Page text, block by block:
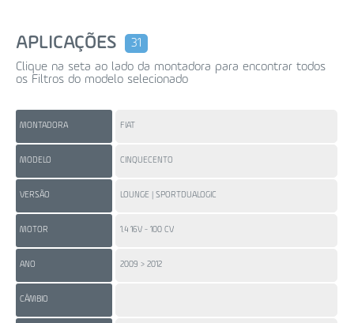
APLICAÇÕES
31
Clique na seta ao lado da montadora para encontrar todos
os Filtros do modelo selecionado
MONTADORA
MODELO
VERSÃO
MOTOR
ANO
CÂMBIO
FIAT
CINQUECENTO
LOUNGE | SPORTDUALOGIC
1.4 16V - 100 CV
2009 > 2012